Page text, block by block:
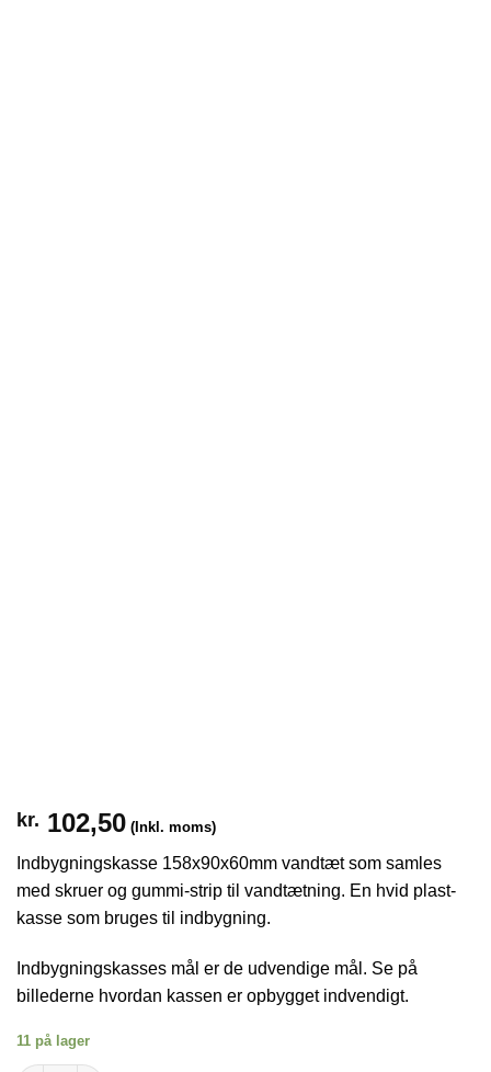
kr. 102,50 (Inkl. moms)
Indbygningskasse 158x90x60mm vandtæt som samles
med skruer og gummi-strip til vandtætning. En hvid plast-
kasse som bruges til indbygning.
Indbygningskasses mål er de udvendige mål. Se på
billederne hvordan kassen er opbygget indvendigt.
11 på lager